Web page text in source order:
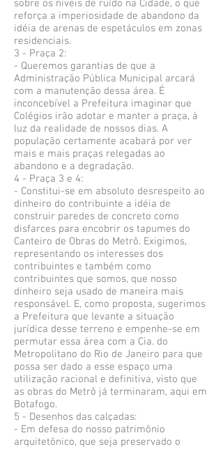
sobre os níveis de ruído na Cidade, o que
reforça a imperiosidade de abandono da
idéia de arenas de espetáculos em zonas
residenciais.
3 - Praça 2:
- Queremos garantias de que a
Administração Pública Municipal arcará
com a manutenção dessa área. É
inconcebível a Prefeitura imaginar que
Colégios irão adotar e manter a praça, à
luz da realidade de nossos dias. A
população certamente acabará por ver
mais e mais praças relegadas ao
abandono e a degradação.
4 - Praça 3 e 4:
- Constitui-se em absoluto desrespeito ao
dinheiro do contribuinte a idéia de
construir paredes de concreto como
disfarces para encobrir os tapumes do
Canteiro de Obras do Metrô. Exigimos,
representando os interesses dos
contribuintes e também como
contribuintes que somos, que nosso
dinheiro seja usado de maneira mais
responsável. E, como proposta, sugerimos
a Prefeitura que levante a situação
jurídica desse terreno e empenhe-se em
permutar essa área com a Cia. do
Metropolitano do Rio de Janeiro para que
possa ser dado a esse espaço uma
utilização racional e definitiva, visto que
as obras do Metrô já terminaram, aqui em
Botafogo.
5 - Desenhos das calçadas:
- Em defesa do nosso patrimônio
arquitetônico, que seja preservado o